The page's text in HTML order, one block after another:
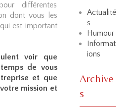
différentes
dont vous les
est important
voir que
de vous
et que
mission et
Actualité
s
Humour
Informat
ions
Archive
s